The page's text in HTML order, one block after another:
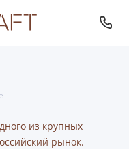
из крупных
рынок.